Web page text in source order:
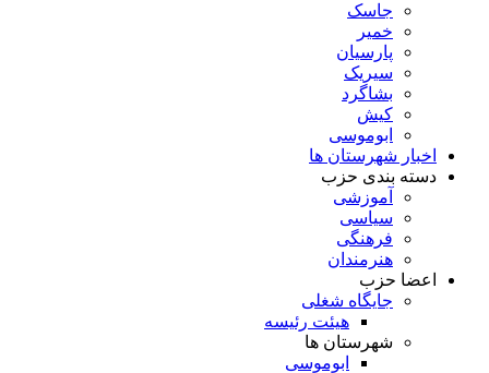
جاسک
خمیر
پارسیان
سیریک
بشاگرد
کیش
ابوموسی
اخبار شهرستان ها
دسته بندی حزب
آموزشی
سیاسی
فرهنگی
هنرمندان
اعضا حزب
جایگاه شغلی
هیئت رئیسه
شهرستان ها
ابوموسی